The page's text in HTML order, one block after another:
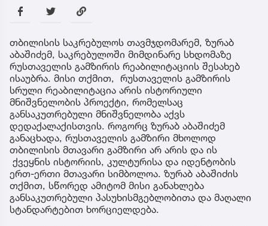
თბილისის საკრებულოს თავმჯდომარემ, ზურაბ
აბაშიძემ, საკრებულოში მიმდინარე სხდომაზე
რუსთაველის გამზირის რეაბილიტაციის შესახებ
ისაუბრა. მისი თქმით, რუსთაველის გამზირის
სრული რეაბილიტაცია არის ისტორიული
მნიშვნელობის პროექტი, რომელსაც
განსაკუთრებული მნიშვნელობა აქვს
დედაქალაქისთვის. როგორც ზურაბ აბაშიძემ
განაცხადა, რუსთაველის გამზირი მხოლოდ
თბილისის მთავარი გამზირი არ არის და ის
ქვეყნის ისტორიის, კულტურისა და იდენტობის
ერთ-ერთი მთავარი სიმბოლოა. ზურაბ აბაშიძის
თქმით, სწორედ ამიტომ მისი განახლება
განსაკუთრებული პასუხისმგებლობითა და მაღალი
სტანდარტებით ხორციელდება.